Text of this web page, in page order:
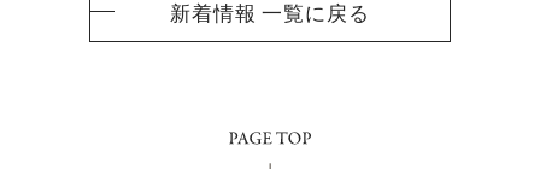
新着情報 一覧に戻る